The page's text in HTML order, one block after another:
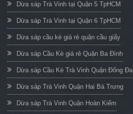
Dừa sáp Trà Vinh tại Quận 5 TpHCM
Dừa sáp Trà Vinh tại Quận 6 TpHCM
Dừa sáp cầu kè giá rẻ quận cầu giấy
Dừa sáp Cầu Kè giá rẻ Quận Ba Đình
Dừa sáp Cầu Kè Trà Vinh Quận Đống Đa
Dừa sáp Trà Vinh Quận Hai Bà Trưng
Dừa sáp Trà Vinh Quận Hoàn Kiếm